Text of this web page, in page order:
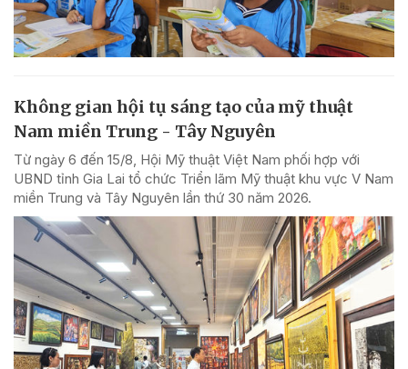
Không gian hội tụ sáng tạo của mỹ thuật
Nam miền Trung - Tây Nguyên
Từ ngày 6 đến 15/8, Hội Mỹ thuật Việt Nam phối hợp với
UBND tỉnh Gia Lai tổ chức Triển lãm Mỹ thuật khu vực V Nam
miền Trung và Tây Nguyên lần thứ 30 năm 2026.